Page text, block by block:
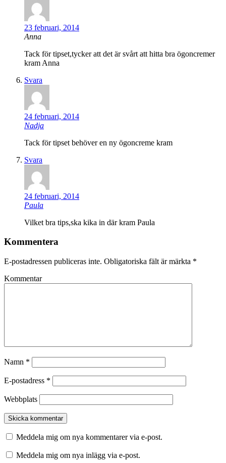
23 februari, 2014
Anna
Tack för tipset,tycker att det är svårt att hitta bra ögoncremer
kram Anna
Svara
24 februari, 2014
Nadja
Tack för tipset behöver en ny ögoncreme kram
Svara
24 februari, 2014
Paula
Vilket bra tips,ska kika in där kram Paula
Kommentera
E-postadressen publiceras inte. Obligatoriska fält är märkta *
Kommentar
Namn *
E-postadress *
Webbplats
Meddela mig om nya kommentarer via e-post.
Meddela mig om nya inlägg via e-post.